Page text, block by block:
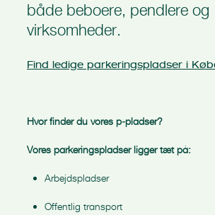
både beboere, pendlere og
virksomheder.
Find ledige parkeringspladser i
Hvor finder du vores p‑pladser?
Vores parkeringspladser ligger tæt på:
Arbejdspladser
Offentlig transport